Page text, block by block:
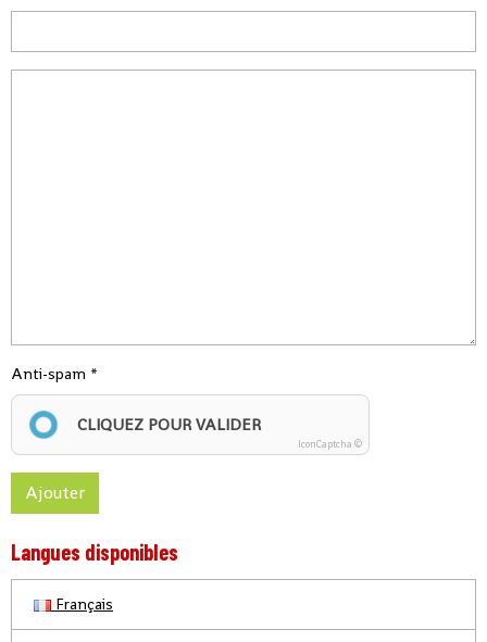
Anti-spam
CLIQUEZ POUR VALIDER
IconCaptcha ©
Ajouter
Langues disponibles
Français